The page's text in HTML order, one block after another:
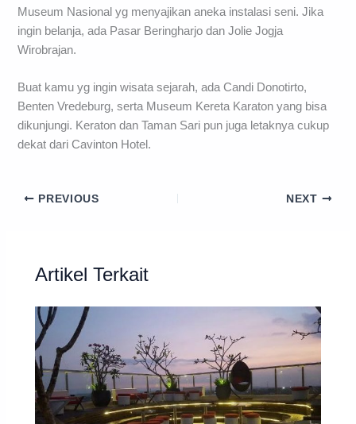
Museum Nasional yg menyajikan aneka instalasi seni. Jika
ingin belanja, ada Pasar Beringharjo dan Jolie Jogja
Wirobrajan.
Buat kamu yg ingin wisata sejarah, ada Candi Donotirto,
Benten Vredeburg, serta Museum Kereta Karaton yang bisa
dikunjungi. Keraton dan Taman Sari pun juga letaknya cukup
dekat dari Cavinton Hotel.
PREVIOUS NEXT
Artikel Terkait